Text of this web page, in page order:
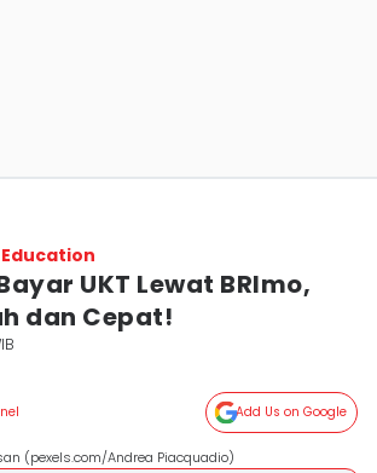
Education
UKT Lewat BRImo,
dan Cepat!
Add Us on Google
(pexels.com/Andrea Piacquadio)